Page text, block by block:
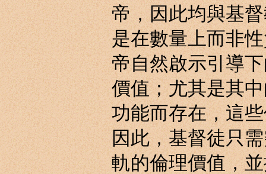
帝，因此均與基
是在數量上而非
帝自然啟示引導
價值；尤其是其
功能而存在，這
因此，基督徒只
軌的倫理價值，